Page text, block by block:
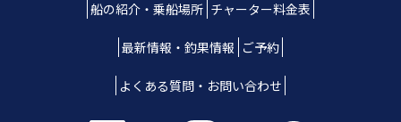
船の紹介・乗船場所 チャーター料金表
最新情報・釣果情報 ご予約
よくある質問・お問い合わせ